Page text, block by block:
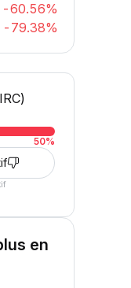
-60.56%
-79.38%
50%
en